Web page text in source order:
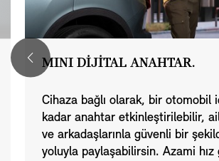
MINI DİJİTAL ANAHTAR.
Cihaza bağlı olarak, bir otomobil
kadar anahtar etkinleştirilebilir,
ve arkadaşlarınla güvenli bir
yoluyla paylaşabilirsin. Azami hız